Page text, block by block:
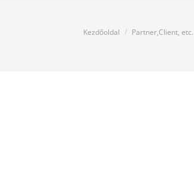
You are here:
Kezdőoldal Partner,Client, etc.